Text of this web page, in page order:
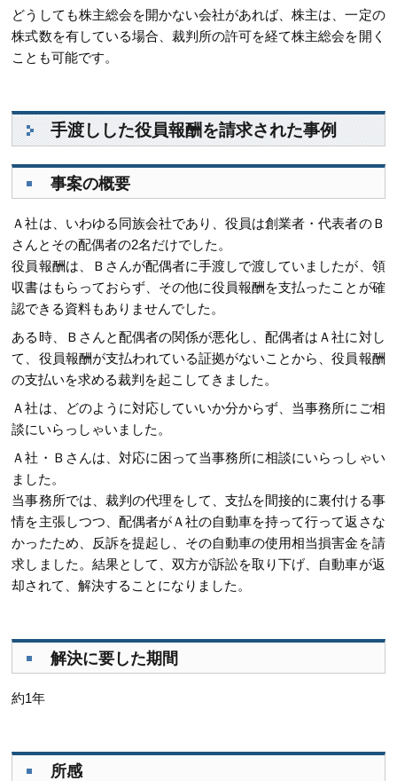
どうしても株主総会を開かない会社があれば、株主は、一定の
株式数を有している場合、裁判所の許可を経て株主総会を開く
ことも可能です。
手渡しした役員報酬を請求された事例
事案の概要
Ａ社は、いわゆる同族会社であり、役員は創業者・代表者のＢ
さんとその配偶者の2名だけでした。
役員報酬は、Ｂさんが配偶者に手渡しで渡していましたが、領
収書はもらっておらず、その他に役員報酬を支払ったことが確
認できる資料もありませんでした。
ある時、Ｂさんと配偶者の関係が悪化し、配偶者はＡ社に対し
て、役員報酬が支払われている証拠がないことから、役員報酬
の支払いを求める裁判を起こしてきました。
Ａ社は、どのように対応していいか分からず、当事務所にご相
談にいらっしゃいました。
Ａ社・Ｂさんは、対応に困って当事務所に相談にいらっしゃい
ました。
当事務所では、裁判の代理をして、支払を間接的に裏付ける事
情を主張しつつ、配偶者がＡ社の自動車を持って行って返さな
かったため、反訴を提起し、その自動車の使用相当損害金を請
求しました。結果として、双方が訴訟を取り下げ、自動車が返
却されて、解決することになりました。
解決に要した期間
約1年
所感